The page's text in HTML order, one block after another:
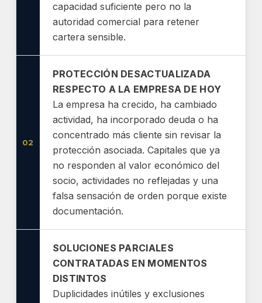
capacidad suficiente pero no la
autoridad comercial para retener
cartera sensible.
02
PROTECCIÓN DESACTUALIZADA
RESPECTO A LA EMPRESA DE HOY
La empresa ha crecido, ha cambiado
actividad, ha incorporado deuda o ha
concentrado más cliente sin revisar la
protección asociada. Capitales que ya
no responden al valor económico del
socio, actividades no reflejadas y una
falsa sensación de orden porque existe
documentación.
SOLUCIONES PARCIALES
CONTRATADAS EN MOMENTOS
DISTINTOS
Duplicidades inútiles y exclusiones